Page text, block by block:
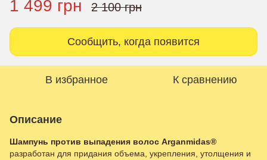
1 499 грн 2 100 грн
Сообщить, когда появится
В избранное К сравнению
Описание
Шампунь против выпадения волос Arganmidas®
разработан для придания объема, укрепления, утолщения и